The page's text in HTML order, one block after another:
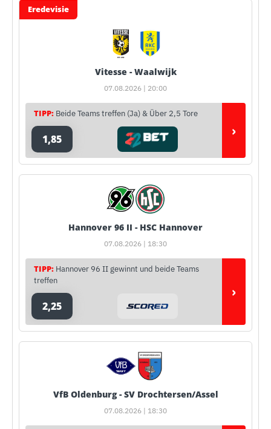
Eredevisie
Vitesse - Waalwijk
07.08.2026 | 20:00
TIPP: Beide Teams treffen (Ja) & Über 2,5 Tore
1,85 ›
Hannover 96 II - HSC Hannover
07.08.2026 | 18:30
TIPP: Hannover 96 II gewinnt und beide Teams
treffen
2,25
›
VfB Oldenburg - SV Drochtersen/Assel
07.08.2026 | 18:30